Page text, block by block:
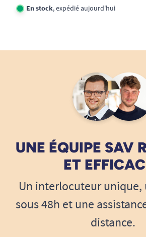
En stock, expédié aujourd'hui
UNE ÉQUIPE SAV
ET
Un interlocuteur unique,
sous 48h et une
distance.